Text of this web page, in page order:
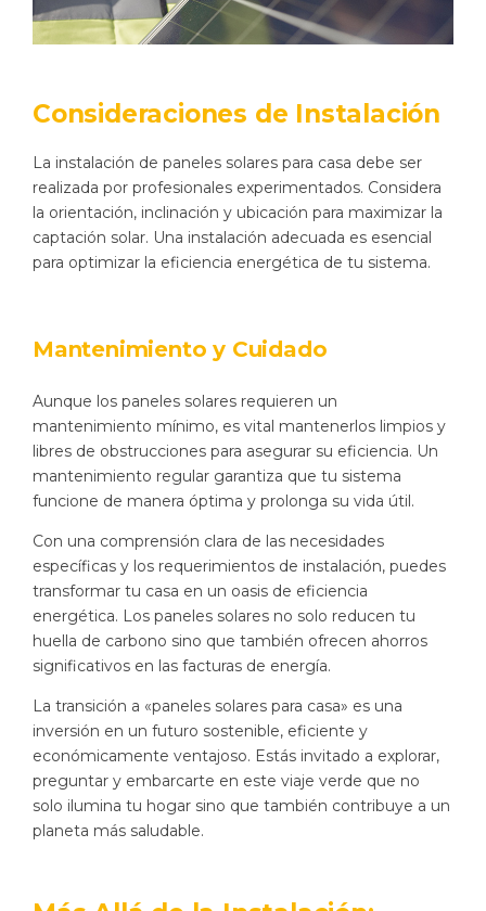
Consideraciones de Instalación
La instalación de paneles solares para casa debe ser
realizada por profesionales experimentados. Considera
la orientación, inclinación y ubicación para maximizar la
captación solar. Una instalación adecuada es esencial
para optimizar la eficiencia energética de tu sistema.
Mantenimiento y Cuidado
Aunque los paneles solares requieren un
mantenimiento mínimo, es vital mantenerlos limpios y
libres de obstrucciones para asegurar su eficiencia. Un
mantenimiento regular garantiza que tu sistema
funcione de manera óptima y prolonga su vida útil.
Con una comprensión clara de las necesidades
específicas y los requerimientos de instalación, puedes
transformar tu casa en un oasis de eficiencia
energética. Los paneles solares no solo reducen tu
huella de carbono sino que también ofrecen ahorros
significativos en las facturas de energía.
La transición a «paneles solares para casa» es una
inversión en un futuro sostenible, eficiente y
económicamente ventajoso. Estás invitado a explorar,
preguntar y embarcarte en este viaje verde que no
solo ilumina tu hogar sino que también contribuye a un
planeta más saludable.